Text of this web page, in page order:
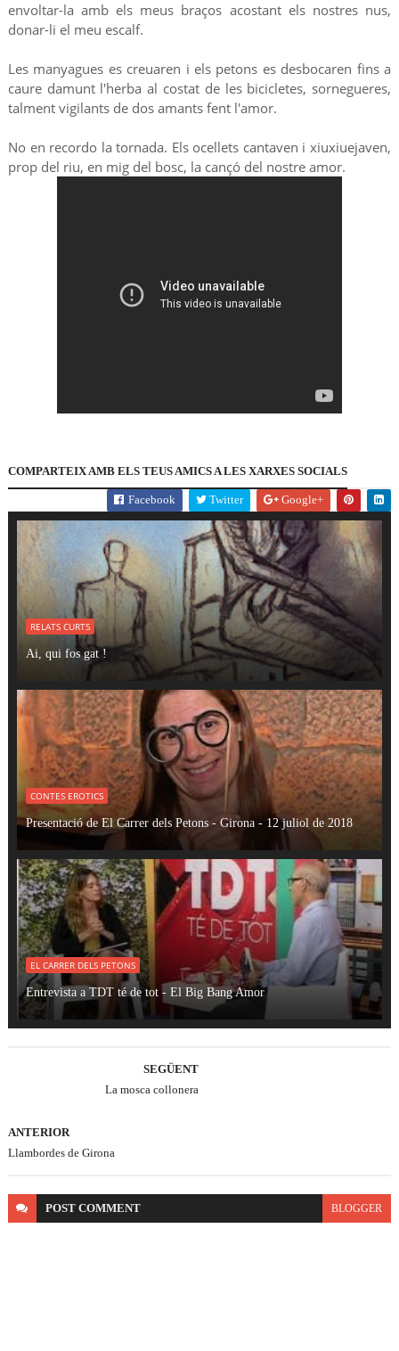
envoltar-la amb els meus braços acostant els nostres nus,
donar-li el meu escalf.
Les manyagues es creuaren i els petons es desbocaren fins a
caure damunt l'herba al costat de les bicicletes, sornegueres,
talment vigilants de dos amants fent l'amor.
No en recordo la tornada. Els ocellets cantaven i xiuxiuejaven,
prop del riu, en mig del bosc, la cançó del nostre amor.
COMPARTEIX AMB ELS TEUS AMICS A LES XARXES SOCIALS
Facebook Twitter Google+
RELATS CURTS
Ai, qui fos gat !
CONTES EROTICS
Presentació de El Carrer dels Petons - Girona - 12 juliol de 2018
EL CARRER DELS PETONS
Entrevista a TDT té de tot - El Big Bang Amor
SEGÜENT
La mosca collonera
ANTERIOR
Llambordes de Girona
POST COMMENT BLOGGER